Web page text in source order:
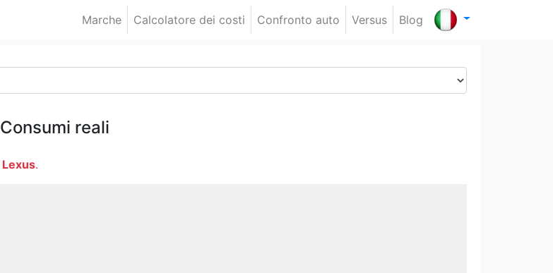
Marche Calcolatore dei costi Confronto auto Versus Blog
Consumi reali
Lexus.